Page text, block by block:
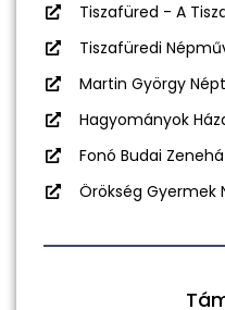
Tiszafüred - A
Tiszafüredi
Martin György
Hagyományok
Fonó Budai
Örökség Gyermek